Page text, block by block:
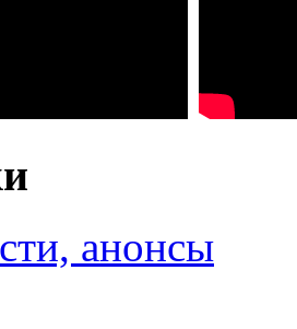
анонсы